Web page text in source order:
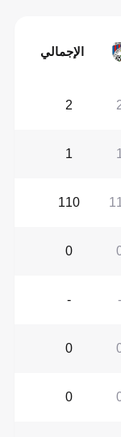
الإجمالي
2
1
1
110
0
-
-
0
0